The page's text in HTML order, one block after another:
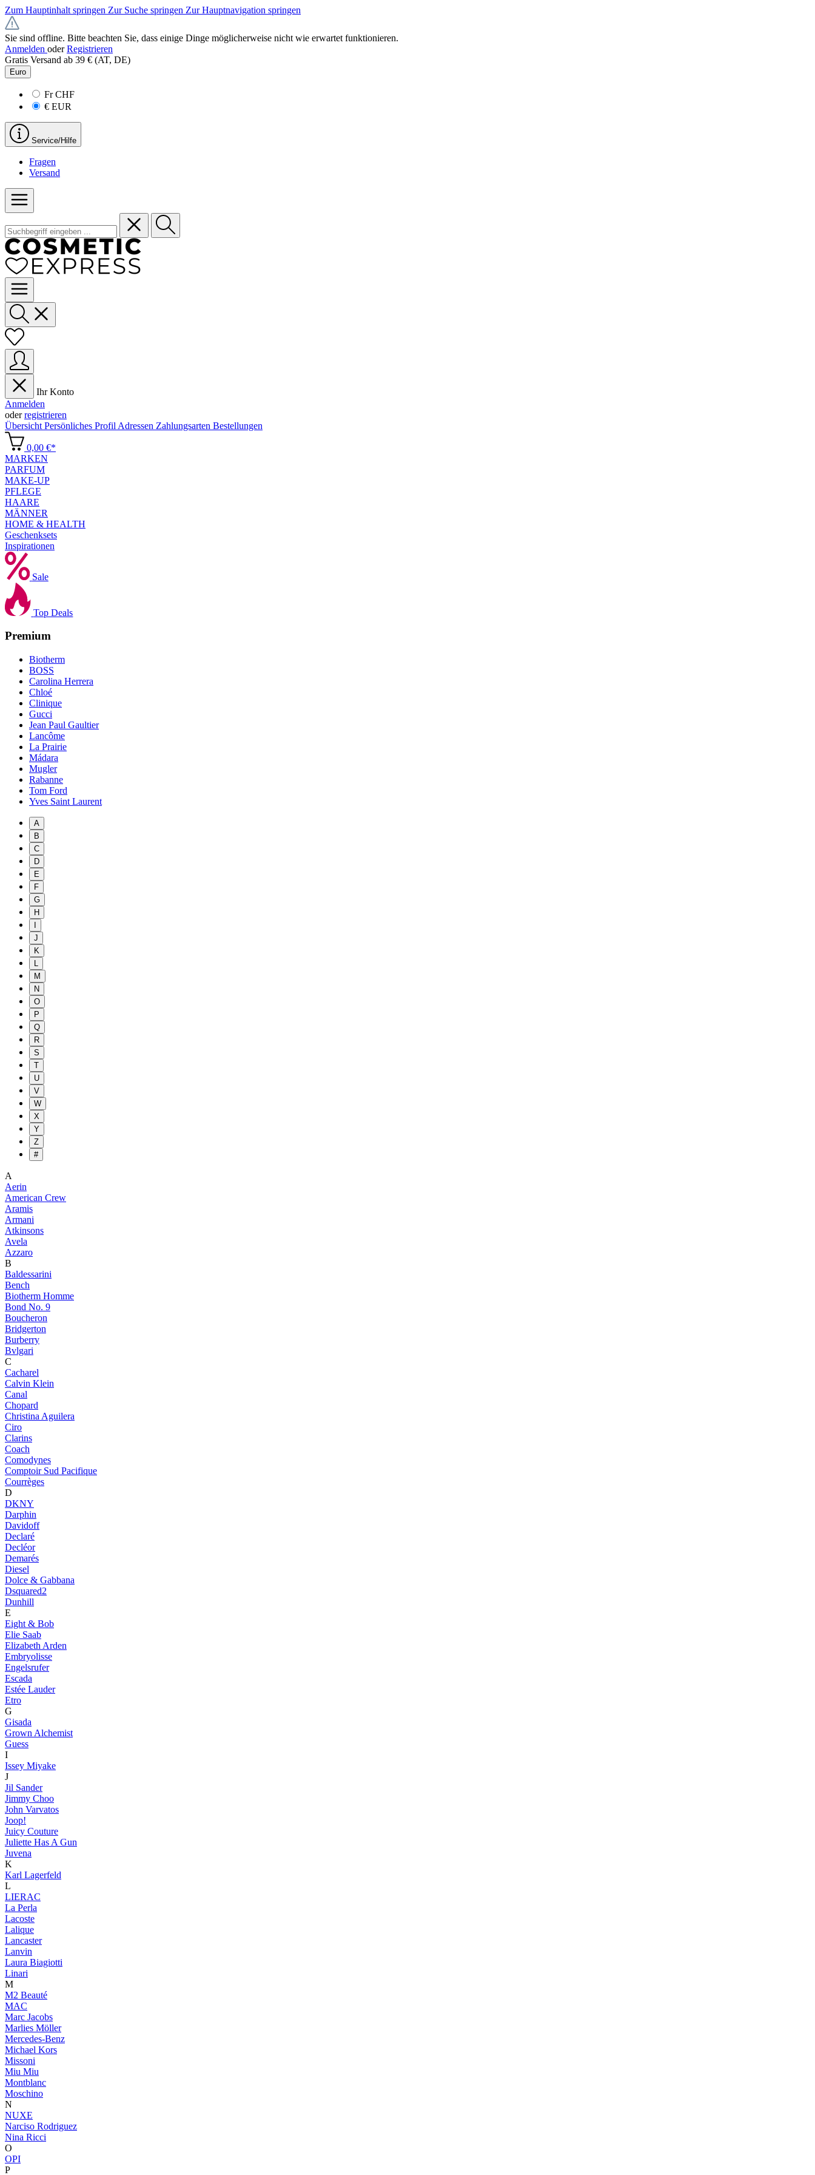
Zum Hauptinhalt springen Zur Suche springen Zur Hauptnavigation springen
Sie sind offline. Bitte beachten Sie, dass einige Dinge möglicherweise nicht wie erwartet funktionieren.
Anmelden oder Registrieren
Gratis Versand ab 39 € (AT, DE)
Euro
FrCHF
€ EUR
Service/Hilfe
Fragen
Versand
Ihr Konto
Anmelden
oderregistrieren
Übersicht Persönliches Profil Adressen Zahlungsarten Bestellungen
0,00 €*
MARKEN
PARFUM
MAKE-UP
PFLEGE
HAARE
MÄNNER
HOME & HEALTH
Geschenksets
Inspirationen
Sale
Top Deals
Premium
Biotherm
BOSS
Carolina Herrera
Chloé
Clinique
Gucci
Jean Paul Gaultier
Lancôme
La Prairie
Mádara
Mugler
Rabanne
Tom Ford
Yves Saint Laurent
A
B
C
D
E
F
G
H
J
K
L
M
N
O
P
Q
R
S
T
U
V
W
X
Y
Z
#
A
Aerin
American Crew
Aramis
Armani
Atkinsons
Avela
Azzaro
B
Baldessarini
Bench
Biotherm Homme
Bond No. 9
Boucheron
Bridgerton
Burberry
Bvlgari
C
Cacharel
Calvin Klein
Canal
Chopard
Christina Aguilera
Ciro
Clarins
Coach
Comodynes
Comptoir Sud Pacifique
Courrèges
D
DKNY
Darphin
Davidoff
Declaré
Decléor
Demarés
Diesel
Dolce & Gabbana
Dsquared2
Dunhill
E
Eight & Bob
Elie Saab
Elizabeth Arden
Embryolisse
Engelsrufer
Escada
Estée Lauder
Etro
G
Gisada
Grown Alchemist
Guess
I
Issey Miyake
J
Jil Sander
Jimmy Choo
John Varvatos
Joop!
Juicy Couture
Juliette Has A Gun
Juvena
K
Karl Lagerfeld
L
LIERAC
La Perla
Lacoste
Lalique
Lancaster
Lanvin
Laura Biagiotti
Linari
M
M2 Beauté
MAC
Marc Jacobs
Marlies Möller
Mercedes-Benz
Michael Kors
Missoni
Miu Miu
Montblanc
Moschino
N
NUXE
Narciso Rodriguez
Nina Ricci
O
OPI
P